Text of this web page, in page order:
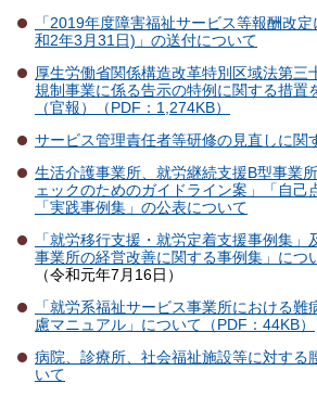
「2019年度障害福祉サービス等報酬改
和2年3月31日)」の送付について
厚生労働省関係構造改革特別区域法第三
規制事業に係る告示の特例に関する措置
（官報）（PDF：1,274KB）
サービス管理責任者等研修の見直しに関
生活介護事業所、就労継続支援B型事業
ェックのためのガイドライン案」「自己
「実践事例集」の公表について
「就労移行支援・就労定着支援事例集」
事業所の経営改善に関する事例集」につ
（令和元年7月16日）
「就労系福祉サービス事業所における
慮マニュアル」について（PDF：44KB）
病院、診療所、社会福祉施設等に対する
いて